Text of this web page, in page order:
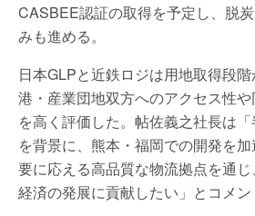
CASBEE認証の取得を予定し、脱
みも進める。
日本GLPと近鉄ロジは用地取得段
港・産業団地双方へのアクセス性
を高く評価した。帖佐義之社長は
を背景に、熊本・福岡での開発を
要に応える高品質な物流拠点を通
経済の発展に貢献したい」とコメン